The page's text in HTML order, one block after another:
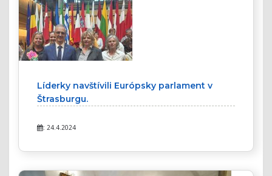
Líderky navštívili Európsky parlament v
Štrasburgu.
: 24.4.2024